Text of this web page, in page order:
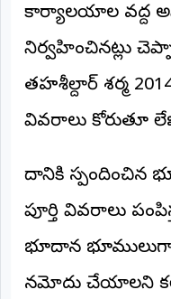
కార్యాలయాల వద్ద
నిర్వహించినట్లు
తహశీల్దార్ శర్మ
వివరాలు కోరుతూ
దానికి స్పందించిన
పూర్తి వివరాలు
భూదాన
నమోదు చేయాలని